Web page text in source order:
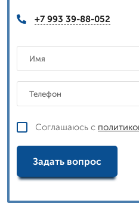
+7 993 39-88-052
Соглашаюсь с
Задать вопрос